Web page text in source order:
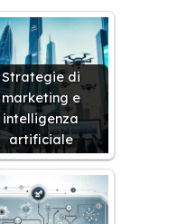
Strategie di
marketing e
intelligenza
artificiale